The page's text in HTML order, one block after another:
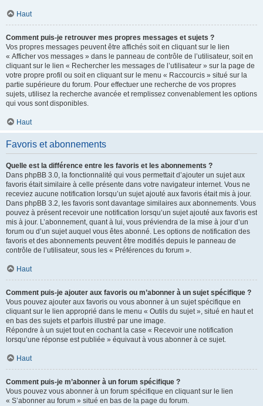
Haut
Comment puis-je retrouver mes propres messages et sujets ?
Vos propres messages peuvent être affichés soit en cliquant sur le lien
« Afficher vos messages » dans le panneau de contrôle de l’utilisateur, soit en
cliquant sur le lien « Rechercher les messages de l’utilisateur » sur la page de
votre propre profil ou soit en cliquant sur le menu « Raccourcis » situé sur la
partie supérieure du forum. Pour effectuer une recherche de vos propres
sujets, utilisez la recherche avancée et remplissez convenablement les options
qui vous sont disponibles.
Haut
Favoris et abonnements
Quelle est la différence entre les favoris et les abonnements ?
Dans phpBB 3.0, la fonctionnalité qui vous permettait d’ajouter un sujet aux
favoris était similaire à celle présente dans votre navigateur internet. Vous ne
receviez aucune notification lorsqu’un sujet ajouté aux favoris était mis à jour.
Dans phpBB 3.2, les favoris sont davantage similaires aux abonnements. Vous
pouvez à présent recevoir une notification lorsqu’un sujet ajouté aux favoris est
mis à jour. L’abonnement, quant à lui, vous préviendra de la mise à jour d’un
forum ou d’un sujet auquel vous êtes abonné. Les options de notification des
favoris et des abonnements peuvent être modifiés depuis le panneau de
contrôle de l’utilisateur, sous les « Préférences du forum ».
Haut
Comment puis-je ajouter aux favoris ou m’abonner à un sujet spécifique ?
Vous pouvez ajouter aux favoris ou vous abonner à un sujet spécifique en
cliquant sur le lien approprié dans le menu « Outils du sujet », situé en haut et
en bas des sujets et parfois illustré par une image.
Répondre à un sujet tout en cochant la case « Recevoir une notification
lorsqu’une réponse est publiée » équivaut à vous abonner à ce sujet.
Haut
Comment puis-je m’abonner à un forum spécifique ?
Vous pouvez vous abonner à un forum spécifique en cliquant sur le lien
« S’abonner au forum » situé en bas de la page du forum.